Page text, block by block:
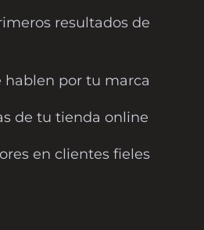
resultados de
hablen por tu marca
de tu tienda online
en clientes fieles